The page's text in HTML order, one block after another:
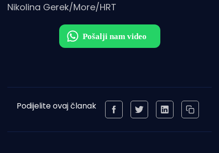
Nikolina Gerek/More/HRT
Podijelite ovaj članak